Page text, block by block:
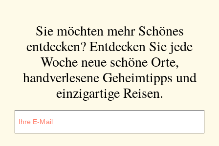
Sie möchten mehr Schönes
entdecken?Entdecken Sie jede
Woche neue schöne Orte,
handverlesene Geheimtipps und
einzigartige Reisen.